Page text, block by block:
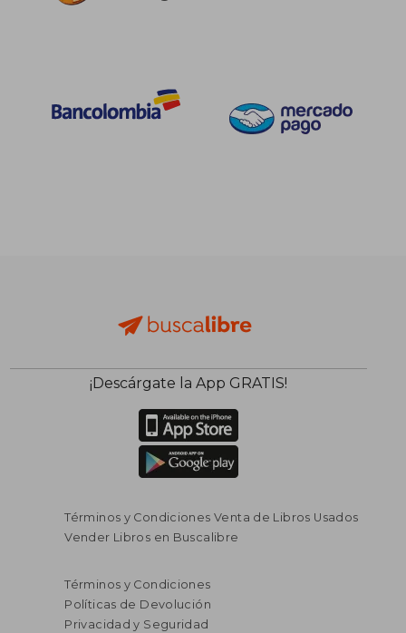
¡Descárgate la App GRATIS!
Términos y Condiciones Venta de Libros Usados
Vender Libros en Buscalibre
Términos y Condiciones
Políticas de Devolución
Privacidad y Seguridad